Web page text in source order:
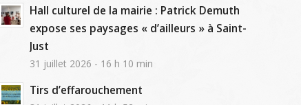
Hall culturel de la mairie : Patrick Demuth
expose ses paysages « d’ailleurs » à Saint-
Just
31 juillet 2026 - 16 h 10 min
Tirs d’effarouchement